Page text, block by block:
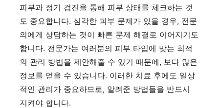
피부과 정기 검진을 통해 피부 상태를 체크하는 것
도 중요합니다. 심각한 피부 문제가 있을 경우, 전문
의에게 상담하는 것이 빠른 문제 해결로 이어지기도
합니다. 전문가는 여러분의 피부 타입에 맞는 최적
의 관리 방법을 제안해줄 수 있기 때문에, 보다 많은
정보를 얻을 수 있습니다. 이러한 치료 후에도 일상
적인 관리가 중요하므로, 알려준 방법들을 반드시
지켜야 합니다.